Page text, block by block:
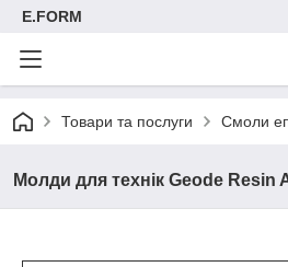
E.FORM
Товари та послуги Смоли
Молди для технік Geode Resin